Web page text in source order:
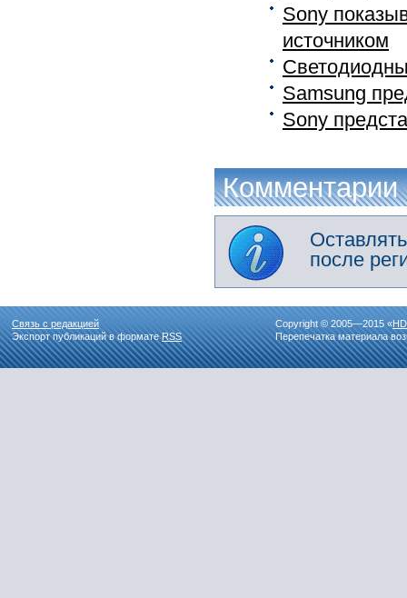
Sony
источником
Samsung
Sony
Комментарии
после
Связь с редакцией
Экспорт публикаций в форматеRSS
Copyright © 2005—2015 «
Перепечатка материала